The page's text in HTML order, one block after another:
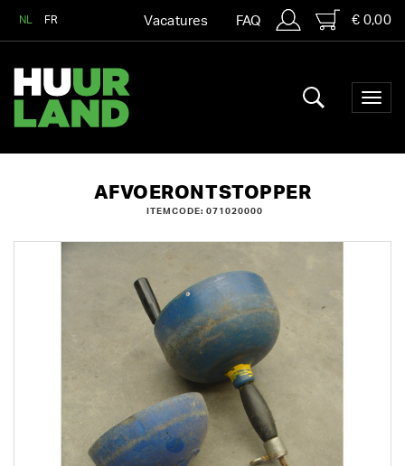
NL FR Vacatures FAQ € 0,00
AFVOERONTSTOPPER
ITEMCODE: 071020000